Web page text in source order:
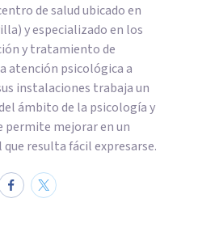
de salud ubicado en
y especializado en los
y tratamiento de
atención psicológica a
instalaciones trabaja un
ámbito de la psicología y
permite mejorar en un
resulta fácil expresarse.